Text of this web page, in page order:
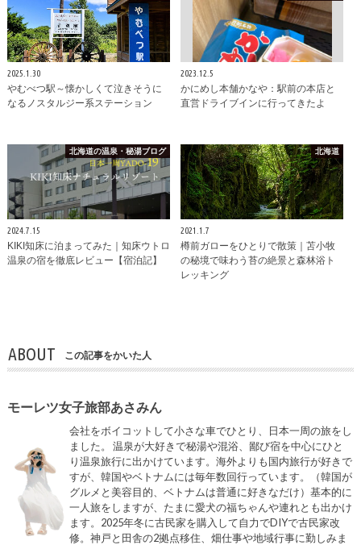
2025.1.30
やむべつ駅～懐かしくて泣きそうに
なるノスタルジー系ステーション
2023.12.5
かにめし本舗かなや：駅前の本店と
直営ドライブインに行ってきたよ
北海道の温泉・秘湯ブログ
2024.7.15
KIKI知床に泊まってみた｜知床ウトロ
温泉の宿を徹底レビュー【宿泊記】
北海道
2021.1.7
樽前ガローをひとりで散策｜苫小牧
の秘境で味わう苔の絶景と森林浴ト
レッキング
ABOUT この記事をかいた人
モーレツ女子旅部あさみん
会社をボイコットして小さな車でひとり、日本一周の旅をし
ました。 温泉が大好きで秘湯や混浴、鄙び宿を中心にひと
り温泉旅行に出かけています。海外よりも国内旅行が好きで
すが、韓国やベトナムには毎年数回行っています。（韓国が
グルメと美容目的、ベトナムは普通に好きなだけ）基本的に
一人旅をしますが、たまに愛犬の福ちゃんや連れとも出かけ
ます。2025年冬に古民家を購入して自力でDIYで古民家改
修。神戸と田舎の2拠点移住、畑仕事や地域行事に勤しみま